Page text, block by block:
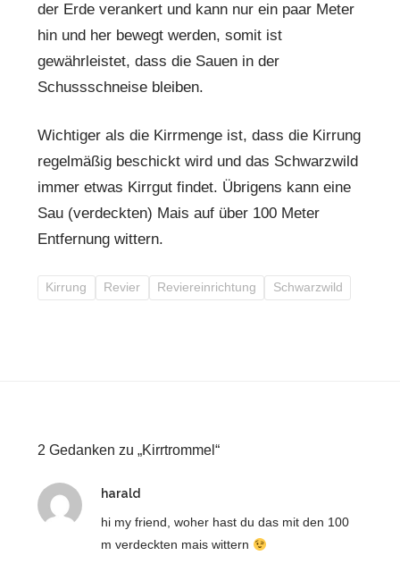
der Erde verankert und kann nur ein paar Meter
hin und her bewegt werden, somit ist
gewährleistet, dass die Sauen in der
Schussschneise bleiben.
Wichtiger als die Kirrmenge ist, dass die Kirrung
regelmäßig beschickt wird und das Schwarzwild
immer etwas Kirrgut findet. Übrigens kann eine
Sau (verdeckten) Mais auf über 100 Meter
Entfernung wittern.
Kirrung Revier Reviereinrichtung Schwarzwild
2 Gedanken zu „Kirrtrommel“
haraldsagt:
hi my friend, woher hast du das mit den 100
m verdeckten mais wittern